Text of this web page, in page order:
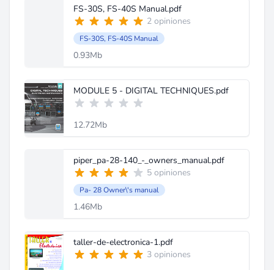
FS-30S, FS-40S Manual.pdf
2 opiniones
FS-30S, FS-40S Manual
0.93Mb
MODULE 5 - DIGITAL TECHNIQUES.pdf
12.72Mb
piper_pa-28-140_-_owners_manual.pdf
5 opiniones
Pa- 28 Owner\'s manual
1.46Mb
taller-de-electronica-1.pdf
3 opiniones